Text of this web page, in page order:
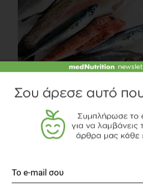
Διατροφή
4 λεπτά να διαβαστεί